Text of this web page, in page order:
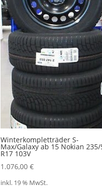
Winterkompletträder S-
Max/Galaxy ab 15 Nokian 235/
R17 103V
1.076,00€
inkl. 19 % MwSt.